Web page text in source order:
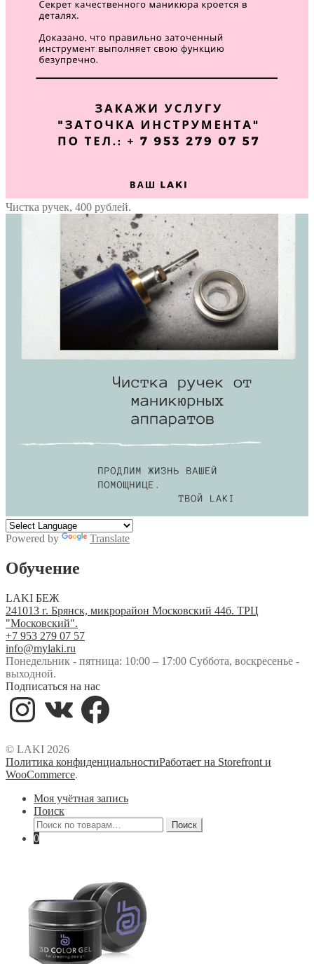
Чистка ручек, 400 рублей.
Powered by Translate
Обучение
LAKI БЕЖ
241013 г. Брянск, микрорайон Московский 44б. ТРЦ
"Московский".
+7 953 279 07 57
info@mylaki.ru
Понедельник - пятница: 10:00 – 17:00 Суббота, воскресенье -
выходной.
Подписаться на нас
Instagram
Facebook
© LAKI 2026
Политика конфиденциальностиРаботает на Storefront и
WooCommerce.
Моя учётная запись
Поиск
Искать:
Поиск
0